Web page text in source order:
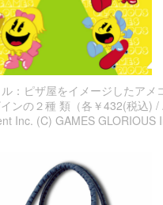
：ピザ屋をイメージしたアメ
ンの２種 類（各￥432(税込) /
Inc. (C) GAMES GLORIOUS